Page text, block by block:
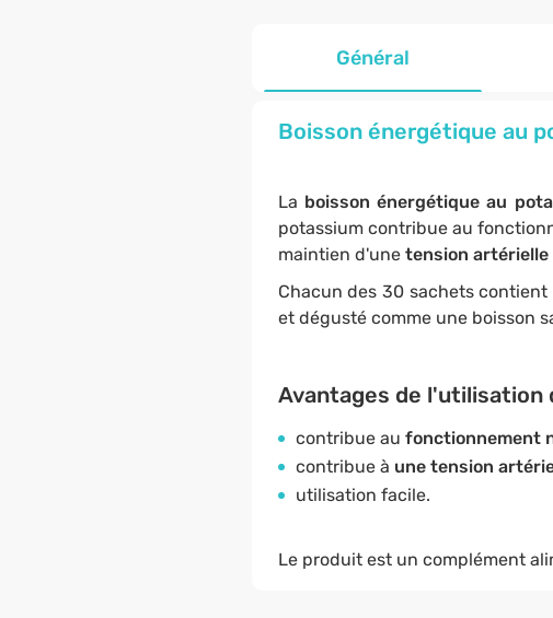
Général
Boisson énergétique au
La boisson énergétique au
potassium contribue au
maintien d'une tension artérielle
Chacun des 30 sachets contient
et dégusté comme une boisson
Avantages de l'utilisation
contribue au fonctionnement
contribue à une tension
utilisation facile.
Le produit est un complément